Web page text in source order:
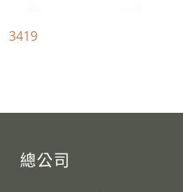
3419
總公司